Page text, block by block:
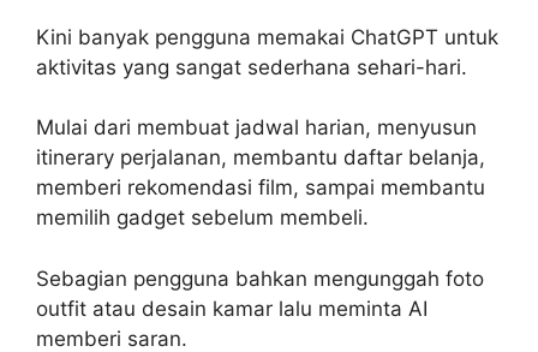
Kini banyak pengguna memakai ChatGPT untuk
aktivitas yang sangat sederhana sehari-hari.
Mulai dari membuat jadwal harian, menyusun
itinerary perjalanan, membantu daftar belanja,
memberi rekomendasi film, sampai membantu
memilih gadget sebelum membeli.
Sebagian pengguna bahkan mengunggah foto
outfit atau desain kamar lalu meminta AI
memberi saran.